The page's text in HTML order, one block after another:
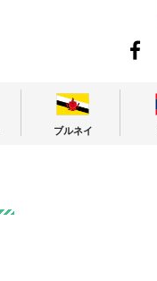
ブルネイ